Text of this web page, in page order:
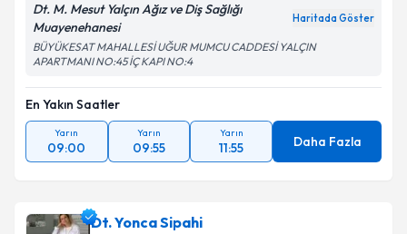
Dt. M. Mesut Yalçın Ağız ve Diş Sağlığı
Muayenehanesi
Haritada Göster
BÜYÜKESAT MAHALLESİ UĞUR MUMCU CADDESİ YALÇIN
APARTMANI NO:45 İÇ KAPI NO:4
En Yakın Saatler
Yarın
09:00
Yarın
09:55
Yarın
11:55 Daha Fazla
Dt. Yonca Sipahi